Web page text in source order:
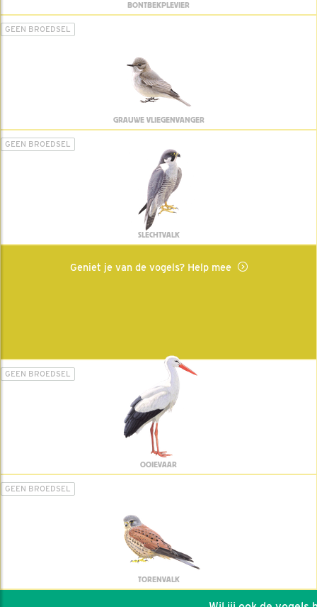
BONTBEKPLEVIER
GEEN BROEDSEL
GRAUWE VLIEGENVANGER
GEEN BROEDSEL
SLECHTVALK
Geniet je van de vogels? Help mee
GEEN BROEDSEL
OOIEVAAR
GEEN BROEDSEL
TORENVALK